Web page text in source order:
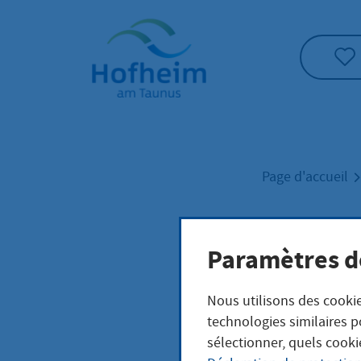
Accueil"
Page d'accueil
jeudi, 3.
Paramètres
Nous utilisons des
technologies similaires
sélectionner, quels